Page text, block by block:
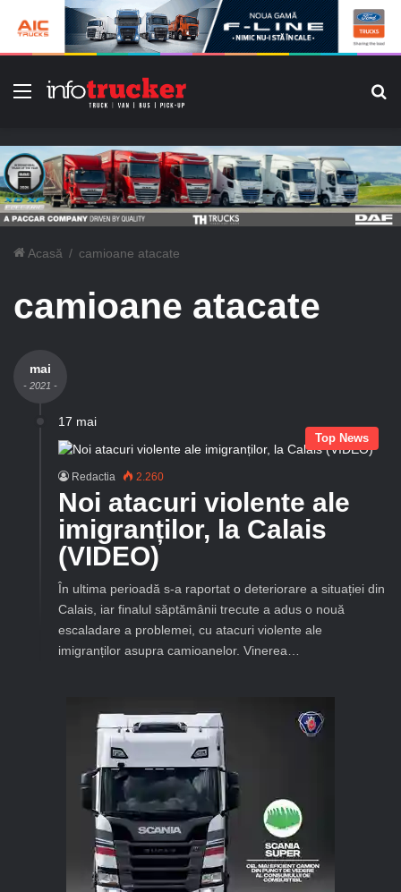
Meniu
Acasă / camioane atacate
camioane atacate
mai
- 2021 -
17 mai
Top News
Redactia 2.260
Noi atacuri violente ale
imigranților, la Calais
(VIDEO)
În ultima perioadă s-a raportat o deteriorare a situației din
Calais, iar finalul săptămânii trecute a adus o nouă
escaladare a problemei, cu atacuri violente ale
imigranților asupra camioanelor. Vinerea…